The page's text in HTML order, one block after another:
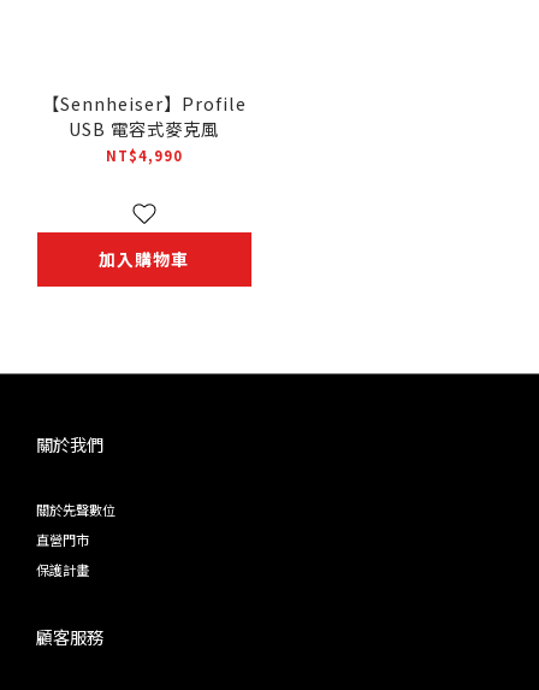
【Sennheiser】Profile
USB 電容式麥克風
NT$4,990
加入購物車
關於我們
關於先聲數位
直營門市
保護計畫
顧客服務